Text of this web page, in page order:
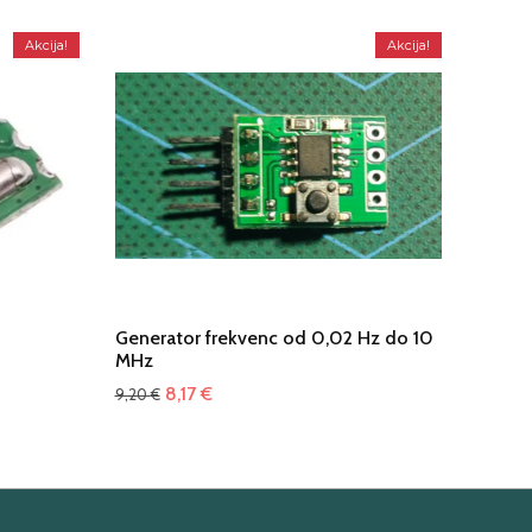
Akcija! Akcija!
Generator frekvenc od 0,02 Hz do 10
MHz
9,20€ Izvirna
bila:
8,17€Trenutna
8,17 €.